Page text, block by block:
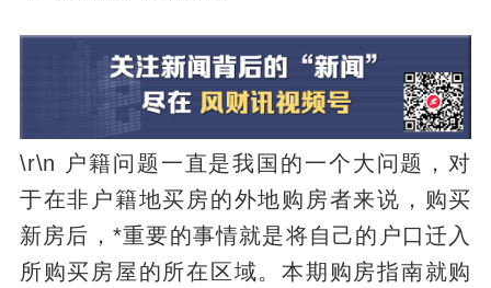
\r\n 户籍问题一直是我国的一个大问题，对
于在非户籍地买房的外地购房者来说，购买
新房后，*重要的事情就是将自己的户口迁入
所购买房屋的所在区域。本期购房指南就购